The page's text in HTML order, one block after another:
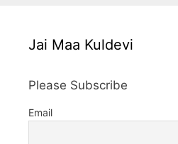
Jai Maa Kuldevi
Please Subscribe
Email